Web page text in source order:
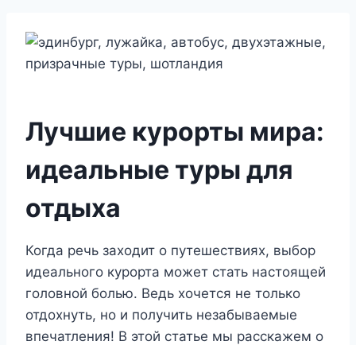
Лучшие курорты мира:
идеальные туры для
отдыха
Когда речь заходит о путешествиях, выбор
идеального курорта может стать настоящей
головной болью. Ведь хочется не только
отдохнуть, но и получить незабываемые
впечатления! В этой статье мы расскажем о